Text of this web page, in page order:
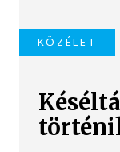
KÖZÉLET